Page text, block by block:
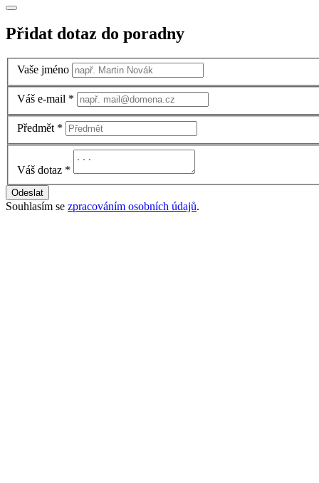
Přidat dotaz do poradny
Vaše jméno
Váš e-mail *
Předmět *
Váš dotaz *
Odeslat
Souhlasím se zpracováním osobních údajů.